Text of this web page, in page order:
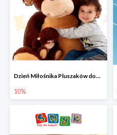
Dzień Miłośnika Pluszaków dodatkowy rabat -10%
10%